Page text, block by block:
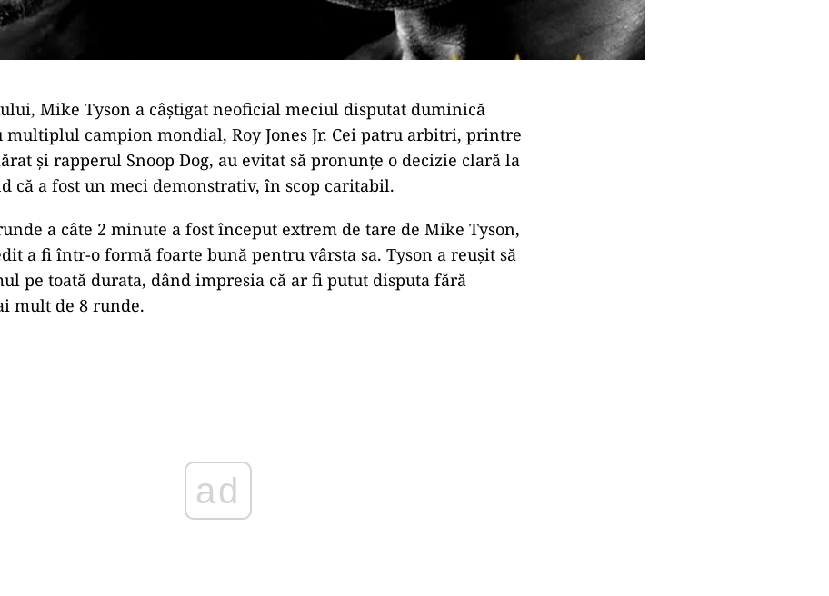
Mike Tyson a câștigat neoficial meciul disputat duminică
multiplul campion mondial, Roy Jones Jr. Cei patru arbitri, printre
și rapperul Snoop Dog, au evitat să pronunțe o decizie clară la
că a fost un meci demonstrativ, în scop caritabil.
a câte 2 minute a fost început extrem de tare de Mike Tyson,
a fi într-o formă foarte bună pentru vârsta sa. Tyson a reușit să
pe toată durata, dând impresia că ar fi putut disputa fără
mult de 8 runde.